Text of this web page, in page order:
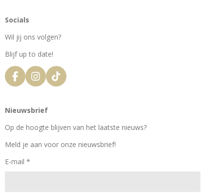
Socials
Wil jij ons volgen?
Blijf up to date!
F
a
e
o
k
I
n
t
g
a
T
i
k
Nieuwsbrief
Op de hoogte blijven van het laatste nieuws?
Meld je aan voor onze nieuwsbrief!
E-mail *